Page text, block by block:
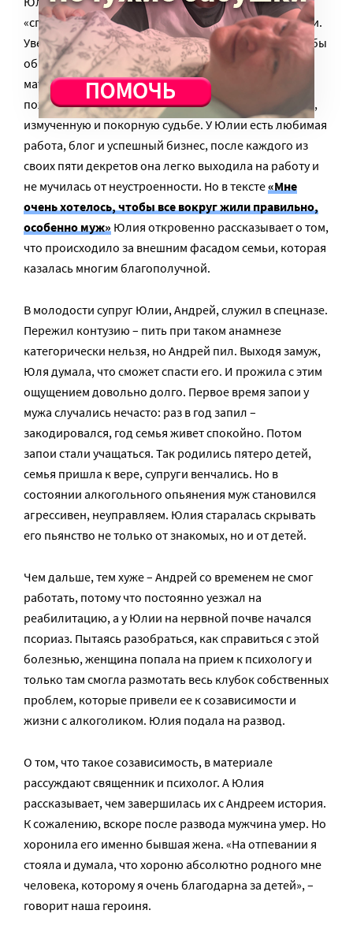
«спасая семью», а потом ушла от него с пятью детьми.
Уверенной и сильной, ей потребовалось время, чтобы
обнаружить собственную созависимость. Героиня
материала Дарьи Менделеевой совершенно не
похожа на классическую жену алкоголика – усталую,
измученную и покорную судьбе. У Юлии есть любимая
работа, блог и успешный бизнес, после каждого из
своих пяти декретов она легко выходила на работу и
не мучилась от неустроенности. Но в тексте«Мне
очень хотелось, чтобы все вокруг жили правильно,
особенно муж» Юлия откровенно рассказывает о том,
что происходило за внешним фасадом семьи, которая
казалась многим благополучной.
В молодости супруг Юлии, Андрей, служил в спецназе.
Пережил контузию – пить при таком анамнезе
категорически нельзя, но Андрей пил. Выходя замуж,
Юля думала, что сможет спасти его. И прожила с этим
ощущением довольно долго. Первое время запои у
мужа случались нечасто: раз в год запил –
закодировался, год семья живет спокойно. Потом
запои стали учащаться. Так родились пятеро детей,
семья пришла к вере, супруги венчались. Но в
состоянии алкогольного опьянения муж становился
агрессивен, неуправляем. Юлия старалась скрывать
его пьянство не только от знакомых, но и от детей.
Чем дальше, тем хуже – Андрей со временем не смог
работать, потому что постоянно уезжал на
реабилитацию, а у Юлии на нервной почве начался
псориаз. Пытаясь разобраться, как справиться с этой
болезнью, женщина попала на прием к психологу и
только там смогла размотать весь клубок собственных
проблем, которые привели ее к созависимости и
жизни с алкоголиком. Юлия подала на развод.
О том, что такое созависимость, в материале
рассуждают священник и психолог. А Юлия
рассказывает, чем завершилась их с Андреем история.
К сожалению, вскоре после развода мужчина умер. Но
хоронила его именно бывшая жена. «На отпевании я
стояла и думала, что хороню абсолютно родного мне
человека, которому я очень благодарна за детей», –
говорит наша героиня.